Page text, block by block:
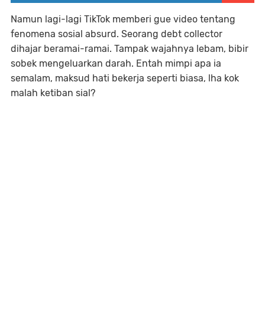
Namun lagi-lagi TikTok memberi gue video tentang
fenomena sosial absurd. Seorang debt collector
dihajar beramai-ramai. Tampak wajahnya lebam, bibir
sobek mengeluarkan darah. Entah mimpi apa ia
semalam, maksud hati bekerja seperti biasa, lha kok
malah ketiban sial?